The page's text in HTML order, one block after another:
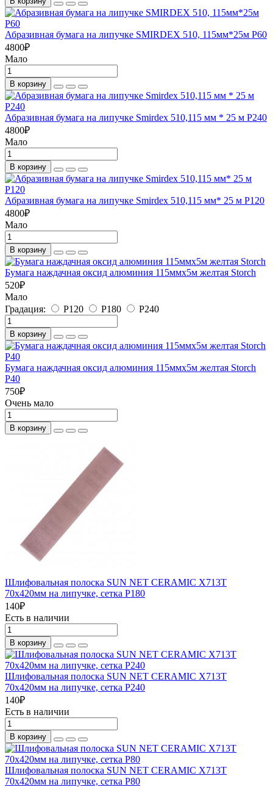
Абразивная бумага на липучке SMIRDEX 510, 115мм*25м P60
4800₽
Мало
В корзину
Абразивная бумага на липучке Smirdex 510,115 мм * 25 м P240
4800₽
Мало
В корзину
Абразивная бумага на липучке Smirdex 510,115 мм* 25 м P120
4800₽
Мало
В корзину
Бумага наждачная оксид алюминия 115ммх5м желтая Storch
520₽
Мало
Градация:
P120 P180 P240
В корзину
Бумага наждачная оксид алюминия 115ммх5м желтая Storch
P40
750₽
Очень мало
В корзину
Шлифовальная полоска SUN NET CERAMIC X713T
70х420мм на липучке, сетка P180
140₽
Есть в наличии
В корзину
Шлифовальная полоска SUN NET CERAMIC X713T
70х420мм на липучке, сетка P240
140₽
Есть в наличии
В корзину
Шлифовальная полоска SUN NET CERAMIC X713T
70х420мм на липучке, сетка P80